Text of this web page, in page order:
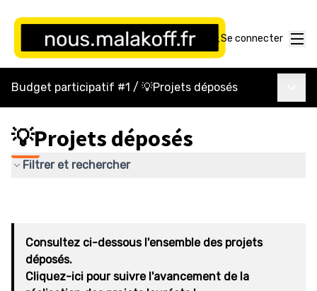
Se connecter
Budget participatif #1 / 💡Projets déposés
💡Projets déposés
Filtrer et rechercher
Consultez ci-dessous l'ensemble des projets
déposés.
Cliquez-ici pour suivre l'avancement de la